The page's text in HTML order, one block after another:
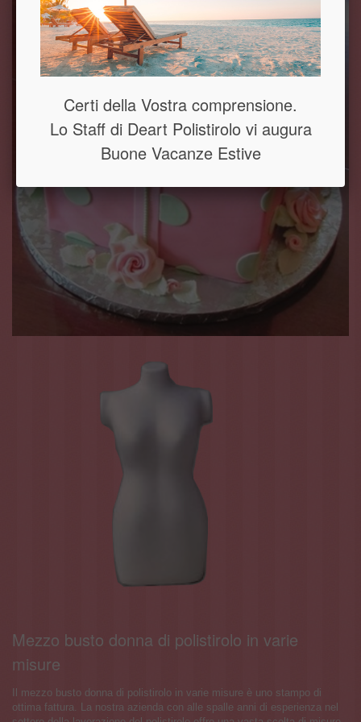
Mezzo busto donna di polistirolo in varie
misure
Il mezzo busto donna di polistirolo in varie misure è uno stampo di
ottima fattura. La nostra azienda con alle spalle anni di esperienza nel
Certi della Vostra comprensione.
Lo Staff di Deart Polistirolo vi augura
Buone Vacanze Estive